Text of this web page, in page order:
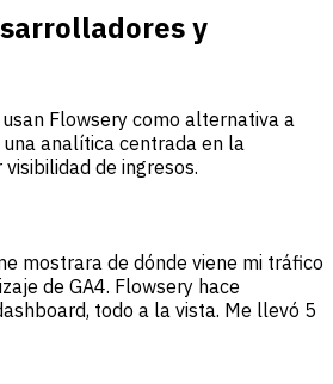
y
Flowsery como alternativa a
analítica centrada en la
de ingresos.
mostrara de dónde viene mi tráfico
de GA4. Flowsery hace
todo a la vista. Me llevó 5